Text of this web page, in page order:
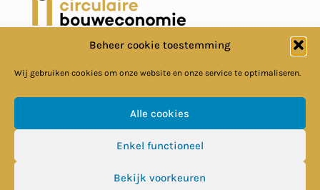
Beheer cookie toestemming
Wij gebruiken cookies om onze website en onze service te optimaliseren.
Alle cookies
Enkel functioneel
Bekijk voorkeuren
© Circulaire Bouweconomie